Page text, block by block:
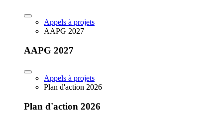
Appels à projets
AAPG 2027
AAPG 2027
Appels à projets
Plan d'action 2026
Plan d'action 2026